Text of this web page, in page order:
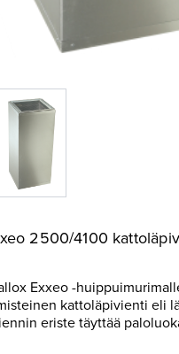
2500/4100
Exxeo -
kattoläpivienti eli
eriste täyttää